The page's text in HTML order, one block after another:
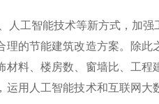
人工智能技术等新方式，加
的节能建筑改造方案。除
料、楼房数、窗墙比、工
用人工智能技术和互联网